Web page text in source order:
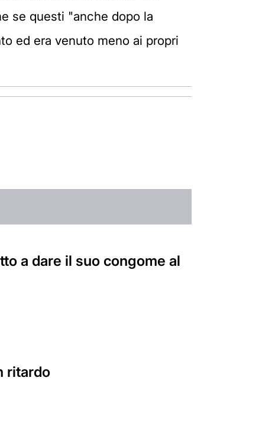
se questi "anche dopo la
ed era venuto meno ai propri
a dare il suo congome al
ritardo